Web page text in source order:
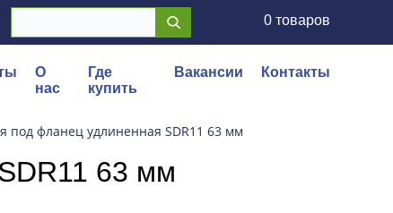
0 товаров
О
нас
Где
купить
Вакансии Контакты
под фланец удлиненная SDR11 63 мм
63 мм